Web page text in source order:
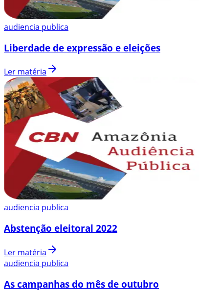
audiencia publica
Liberdade de expressão e eleições
Ler matéria
audiencia publica
Abstenção eleitoral 2022
Ler matéria
audiencia publica
As campanhas do mês de outubro